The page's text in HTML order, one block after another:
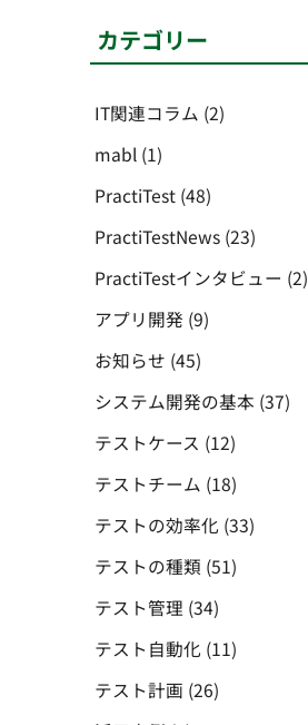
カテゴリー
IT関連コラム (2)
mabl (1)
PractiTest (48)
PractiTestNews (23)
PractiTestインタビュー (2)
アプリ開発 (9)
お知らせ (45)
システム開発の基本 (37)
テストケース (12)
テストチーム (18)
テストの効率化 (33)
テストの種類 (51)
テスト管理 (34)
テスト自動化 (11)
テスト計画 (26)